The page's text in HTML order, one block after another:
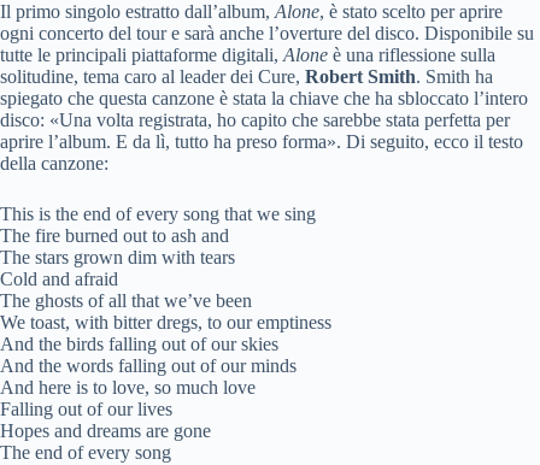
Il primo singolo estratto dall’album, Alone, è stato scelto per aprire
ogni concerto del tour e sarà anche l’overture del disco. Disponibile su
tutte le principali piattaforme digitali, Alone è una riflessione sulla
solitudine, tema caro al leader dei Cure, Robert Smith. Smith ha
spiegato che questa canzone è stata la chiave che ha sbloccato l’intero
disco: «Una volta registrata, ho capito che sarebbe stata perfetta per
aprire l’album. E da lì, tutto ha preso forma». Di seguito, ecco il testo
della canzone:
This is the end of every song that we sing
The fire burned out to ash and
The stars grown dim with tears
Cold and afraid
The ghosts of all that we’ve been
We toast, with bitter dregs, to our emptiness
And the birds falling out of our skies
And the words falling out of our minds
And here is to love, so much love
Falling out of our lives
Hopes and dreams are gone
The end of every song